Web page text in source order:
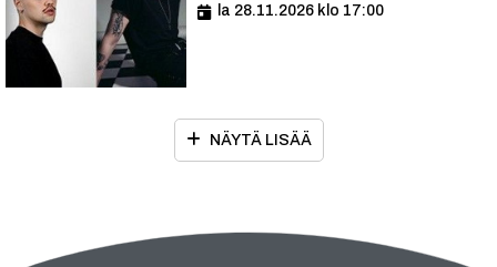
la 28.11.2026 klo 17:00
NÄYTÄ LISÄÄ